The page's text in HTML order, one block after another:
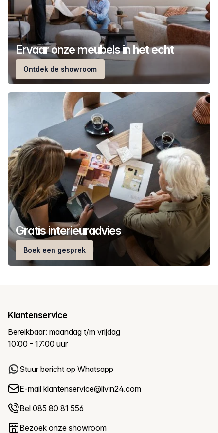
Ervaar onze meubels in het echt
Ontdek de showroom
Gratis interieuradvies
Boek een gesprek
Klantenservice
Bereikbaar: maandag t/m vrijdag
10:00 - 17:00 uur
Stuur bericht op Whatsapp
E-mail klantenservice@livin24.com
Bel 085 80 81 556
Bezoek onze showroom